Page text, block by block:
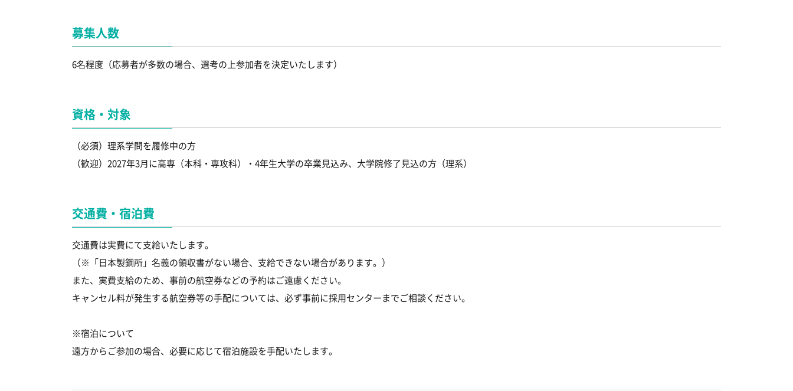
募集人数
6名程度（応募者が多数の場合、選考の上参加者を決定いたします）
資格・対象
（必須）理系学問を履修中の方
（歓迎）2027年3月に高専（本科・専攻科）・4年生大学の卒業見込み、大学院修了見込の方（理系）
交通費・宿泊費
交通費は実費にて支給いたします。
（※「日本製鋼所」名義の領収書がない場合、支給できない場合があります。）
また、実費支給のため、事前の航空券などの予約はご遠慮ください。
キャンセル料が発生する航空券等の手配については、必ず事前に採用センターまでご相談ください。
※宿泊について
遠方からご参加の場合、必要に応じて宿泊施設を手配いたします。